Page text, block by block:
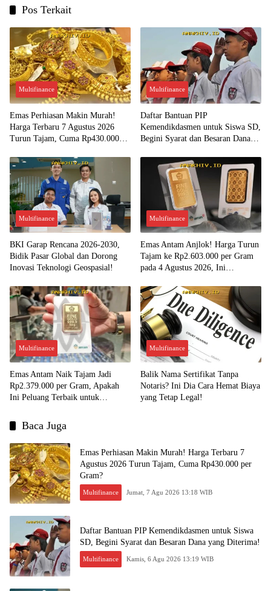
Pos Terkait
Multifinance
Emas Perhiasan Makin Murah!
Harga Terbaru 7 Agustus 2026
Turun Tajam, Cuma Rp430.000
Multifinance
Daftar Bantuan PIP
Kemendikdasmen untuk Siswa SD,
Begini Syarat dan Besaran Dana
Multifinance
BKI Garap Rencana 2026-2030,
Bidik Pasar Global dan Dorong
Inovasi Teknologi Geospasial!
Multifinance
Emas Antam Anjlok! Harga Turun
Tajam ke Rp2.603.000 per Gram
pada 4 Agustus 2026, Ini
Multifinance
Emas Antam Naik Tajam Jadi
Rp2.379.000 per Gram, Apakah
Ini Peluang Terbaik untuk
Multifinance
Balik Nama Sertifikat Tanpa
Notaris? Ini Dia Cara Hemat Biaya
yang Tetap Legal!
Baca Juga
Emas Perhiasan Makin Murah! Harga Terbaru 7
Agustus 2026 Turun Tajam, Cuma Rp430.000 per
Gram?
Multifinance Jumat, 7 Agu 2026 13:18 WIB
Daftar Bantuan PIP Kemendikdasmen untuk Siswa
SD, Begini Syarat dan Besaran Dana yang Diterima!
Multifinance Kamis, 6 Agu 2026 13:19 WIB